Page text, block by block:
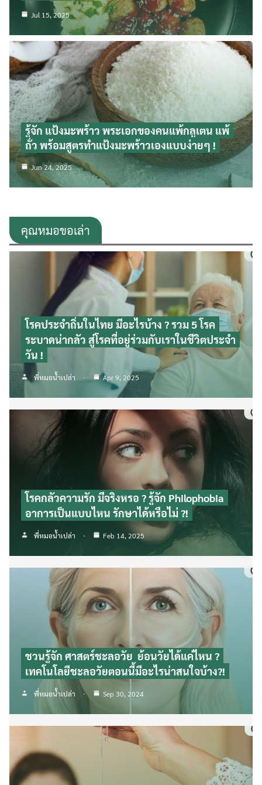
Jul 15, 2025
รู้จัก แป้งมะพร้าว พระเอกของคนแพ้กลูเตน แพ้
ถั่ว พร้อมสูตรทำแป้งมะพร้าวเองแบบง่ายๆ !
Jun 24, 2025
คุณหมอขอเล่า
โรคประจำถิ่นในไทย มีอะไรบ้าง ? รวม 5 โรค
ระบาดน่ากลัว สู่โรคที่อยู่ร่วมกับเราในชีวิตประจำ
วัน !
พี่หมอน้ำเปล่า Apr 9, 2025
โรคกลัวความรัก มีจริงหรอ ? รู้จัก Philophobia
อาการเป็นแบบไหน รักษาได้หรือไม่ ?!
พี่หมอน้ำเปล่า Feb 14, 2025
ชวนรู้จัก ศาสตร์ชะลอวัย ย้อนวัยได้แค่ไหน ?
เทคโนโลยีชะลอวัยตอนนี้มีอะไรน่าสนใจบ้าง?!
พี่หมอน้ำเปล่า Sep 30, 2024